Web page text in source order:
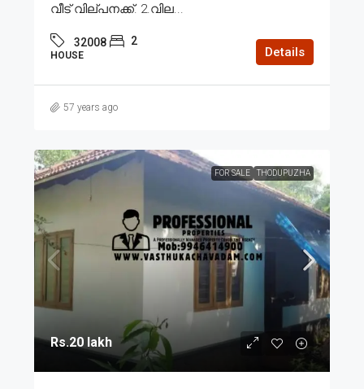
വീട് വില്പനക്ക്. 2.വില...
32008 2
HOUSE Details
57 years ago
FOR SALE THODUPUZHA
Rs.20 lakh